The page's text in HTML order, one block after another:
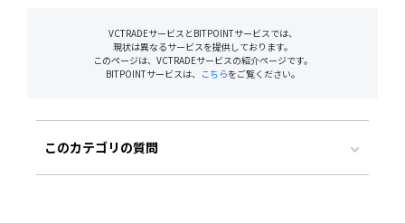
VCTRADEサービスとBITPOINTサービスでは、
現状は異なるサービスを提供しております。
このページは、VCTRADEサービスの紹介ページです。
BITPOINTサービスは、 こちらをご覧ください。
このカテゴリの質問